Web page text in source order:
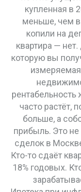
купленная в
меньше, чем
копили на
квартира — нет.
которую вы
измеряемая
рентабельность
часто растёт,
больше, а
прибыль. Это
сделок в
Кто-то сдаёт
18% годовых.